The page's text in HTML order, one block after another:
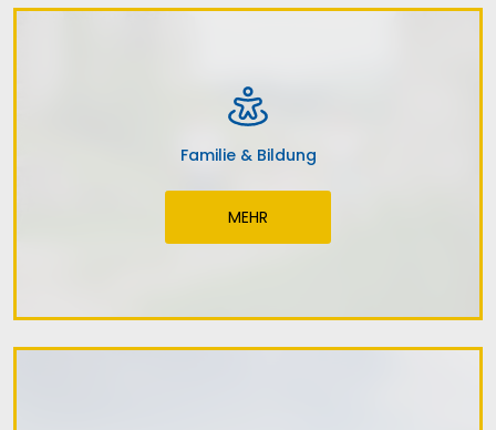
Familie & Bildung
MEHR